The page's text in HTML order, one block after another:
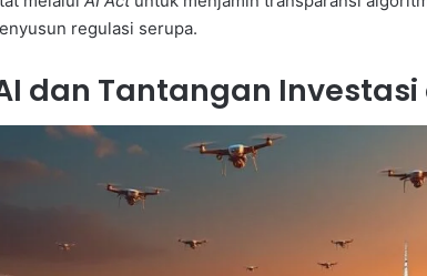
regulasi serupa.
dan Tantangan Investasi